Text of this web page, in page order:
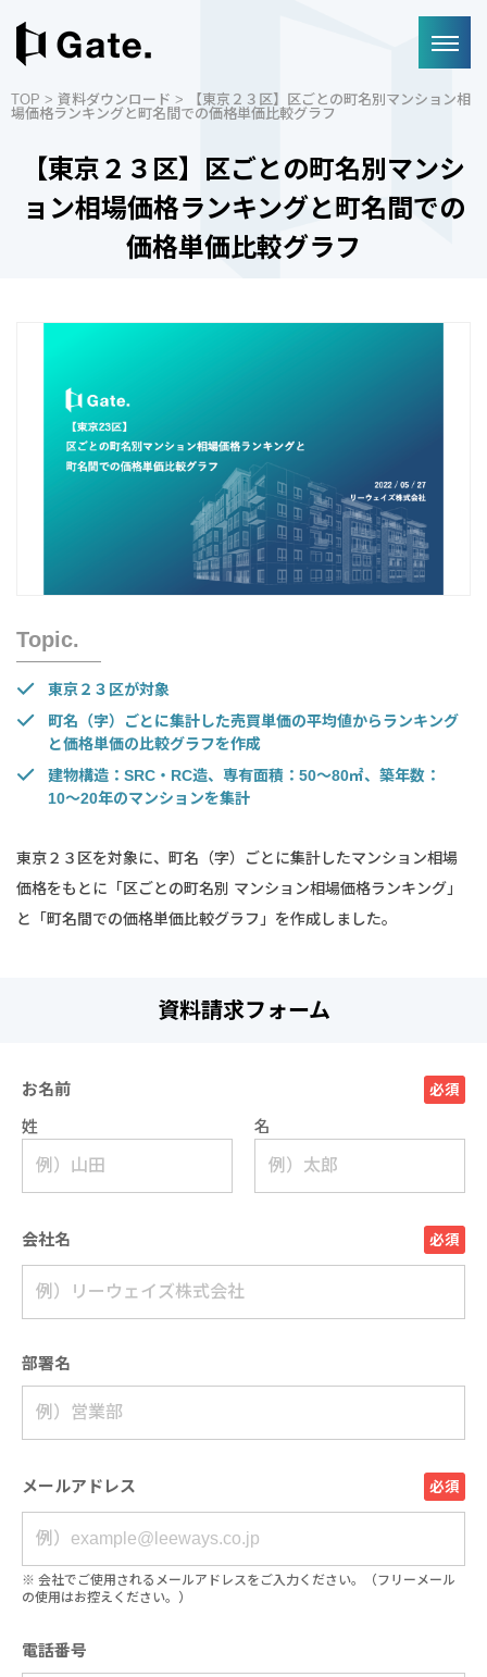
TOP > 資料ダウンロード > 【東京２３区】区ごとの町名別マンション相
場価格ランキングと町名間での価格単価比較グラフ
【東京２３区】区ごとの町名別マンシ
ョン相場価格ランキングと町名間での
価格単価比較グラフ
Topic.
東京２３区が対象
町名（字）ごとに集計した売買単価の平均値からランキング
と価格単価の比較グラフを作成
建物構造：SRC・RC造、専有面積：50〜80㎡、築年数：
10〜20年のマンションを集計
東京２３区を対象に、町名（字）ごとに集計したマンション相場
価格をもとに「区ごとの町名別 マンション相場価格ランキング」
と「町名間での価格単価比較グラフ」を作成しました。
資料請求フォーム
お名前 必須
姓 名
会社名 必須
部署名
メールアドレス 必須
※ 会社でご使用されるメールアドレスをご入力ください。​（フリーメール
の使用はお控えください。）
電話番号